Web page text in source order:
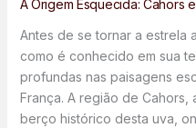
A Origem Esquecida: Cahors
Antes de se tornar a estrela
como é conhecido em sua
profundas nas paisagens
França. A região de
berço histórico desta uva,